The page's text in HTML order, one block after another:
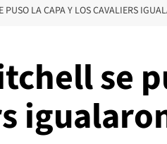
PUSO LA CAPA Y LOS CAVALIERS
se